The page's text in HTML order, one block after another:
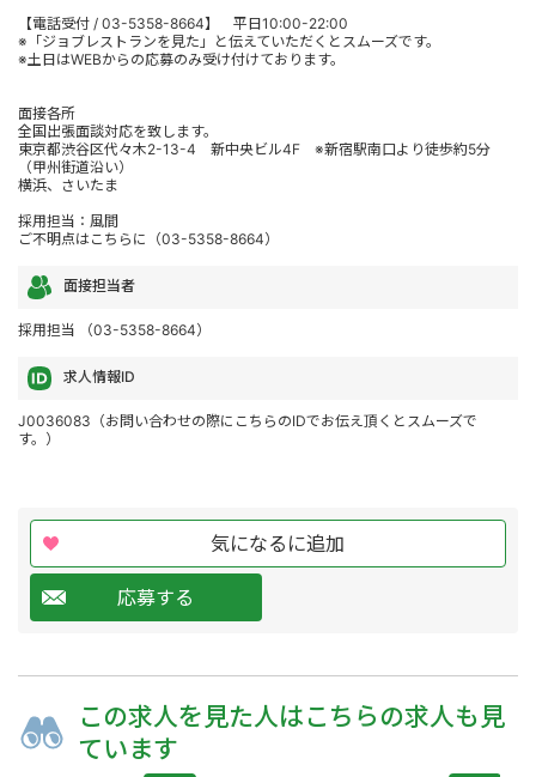
【電話受付 / 03-5358-8664】 平日10:00-22:00
※「ジョブレストランを見た」と伝えていただくとスムーズです。
※土日はWEBからの応募のみ受け付けております。
面接各所
全国出張面談対応を致します。
東京都渋谷区代々木2-13-4 新中央ビル4F ※新宿駅南口より徒歩約5分
（甲州街道沿い）
横浜、さいたま
採用担当：風間
ご不明点はこちらに（03-5358-8664）
面接担当者
採用担当 （03-5358-8664）
求人情報ID
J0036083（お問い合わせの際にこちらのIDでお伝え頂くとスムーズで
す。）
気になるに追加
応募する
この求人を 見た人はこちらの求人も 見
ています